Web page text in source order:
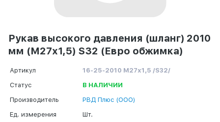
Рукав высокого давления (шланг) 2010
мм (М27х1,5) S32 (Евро обжимка)
Артикул
16-25-2010 М27х1,5 /S32/
Статус
В НАЛИЧИИ
Производитель
РВД Плюс (ООО)
Ед. измерения
Шт.